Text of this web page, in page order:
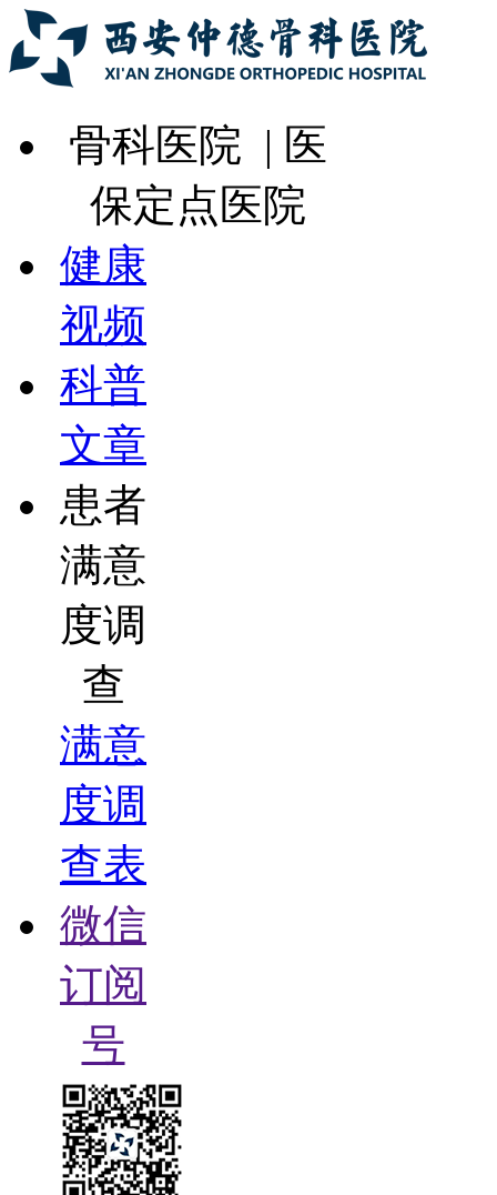
骨科医院 | 医
保定点医院
健康
视频
科普
文章
患者
满意
度调
查
满意
度调
查表
微信
订阅
号